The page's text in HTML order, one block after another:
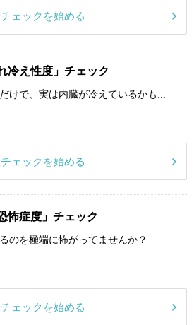
ェックを始める
冷え性度」チェック
けで、実は内臓が冷えているかも...
ェックを始める
怖症度」チェック
のを極端に怖がってませんか？
ェックを始める